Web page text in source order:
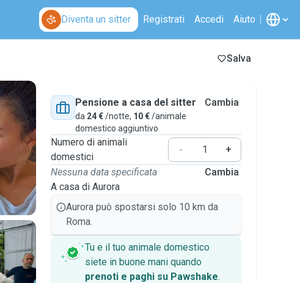
Diventa un sitter Registrati Accedi Aiuto
Salva
Pensione a casa del sitter
da 24 €/notte, 10 €/animale
domestico aggiuntivo
Cambia
Numero di animali
domestici
-
+
Nessuna data specificata
A casa di Aurora
Cambia
Aurora può spostarsi solo 10 km da
Roma.
Tu e il tuo animale domestico
siete in buone mani quando
prenoti e paghi su Pawshake.